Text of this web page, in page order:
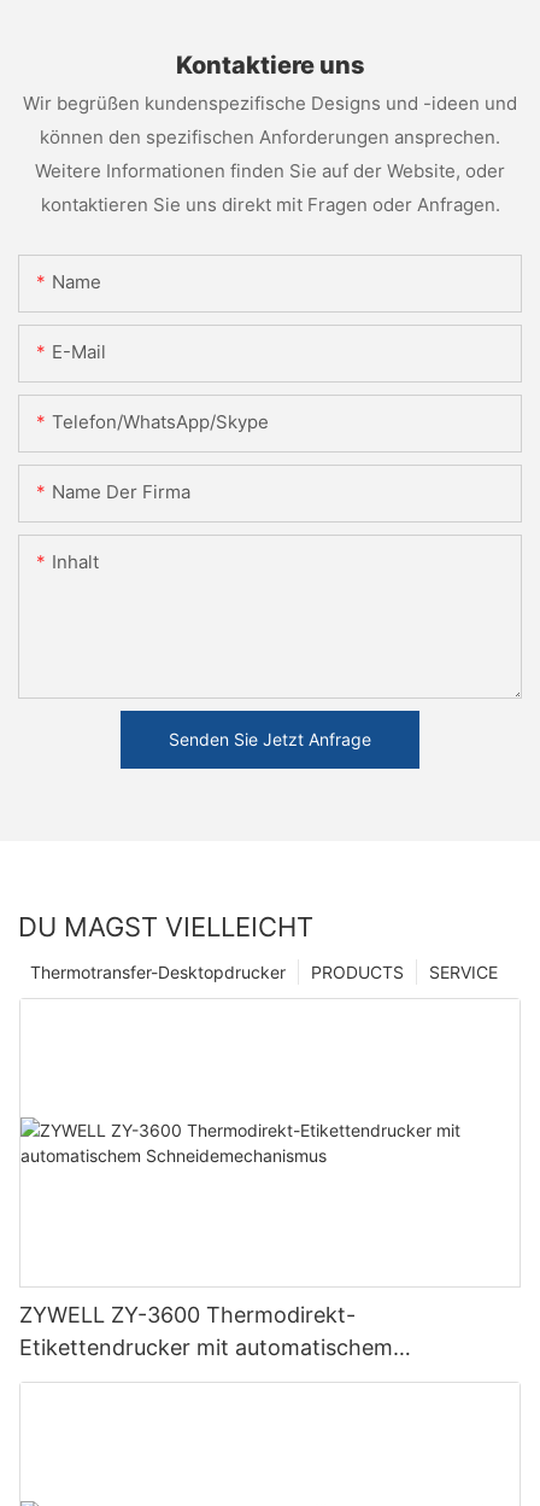
Kontaktiere uns
Wir begrüßen kundenspezifische Designs und -ideen und
können den spezifischen Anforderungen ansprechen.
Weitere Informationen finden Sie auf der Website, oder
kontaktieren Sie uns direkt mit Fragen oder Anfragen.
Name
E-Mail
Telefon/WhatsApp/Skype
Name Der Firma
Inhalt
Senden Sie Jetzt Anfrage
DU MAGST VIELLEICHT
SERVICE
PRODUCTS
Thermotransfer-Desktopdrucker
ZYWELL ZY-3600 Thermodirekt-
Etikettendrucker mit automatischem
Schneidemechanismus